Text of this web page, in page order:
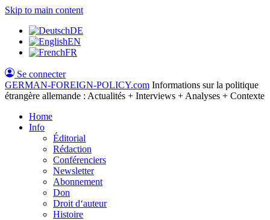
Skip to main content
DE
EN
FR
Se connecter
GERMAN-FOREIGN-POLICY.com Informations sur la politique
étrangère allemande : Actualités + Interviews + Analyses + Contexte
Home
Info
Éditorial
Rédaction
Conférenciers
Newsletter
Abonnement
Don
Droit d‘auteur
Histoire